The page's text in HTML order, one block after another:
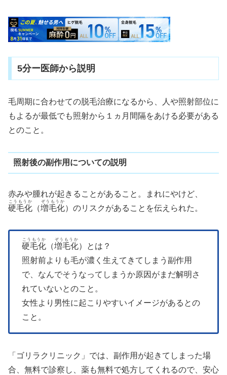
5分ー医師から説明
毛周期に合わせての脱毛治療になるから、人や照射部位に
もよるが最低でも照射から１ヵ月間隔をあける必要がある
とのこと。
照射後の副作用についての説明
赤みや腫れが起きることがあること。まれにやけど、
硬毛化
こうもうか
（増毛化
ぞうもうか
）のリスクがあることを伝えられた。
硬毛化
こうもうか
（増毛化
ぞうもうか
）とは？
照射前よりも毛が濃く生えてきてしまう副作用
で、なんでそうなってしまうか原因がまだ解明さ
れていないとのこと。
女性より男性に起こりやすいイメージがあるとの
こと。
「ゴリラクリニック」では、副作用が起きてしまった場
合、無料で診察し、薬も無料で処方してくれるので、安心